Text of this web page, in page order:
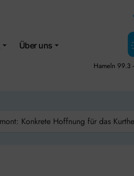
Über uns
Hameln 99.3
Konkrete Hoffnung für das